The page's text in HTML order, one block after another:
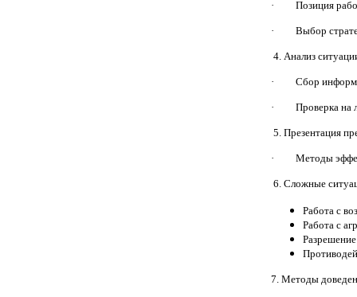
· Позиция
· Выбор
4. Анализ
· Сбор
· Проверка на
5. Презентация
· Методы
6. Сложные
Работа с
Работа с
7. Методы